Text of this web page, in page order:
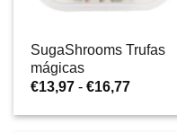
SugaShrooms Trufas
mágicas
€13,97 - €16,77Gama
preços: